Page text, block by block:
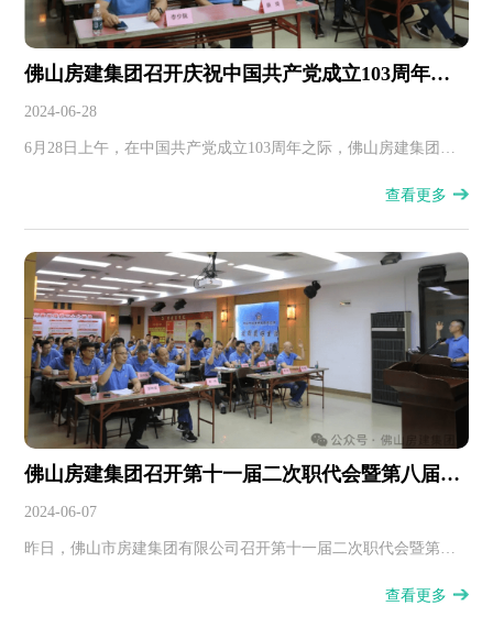
佛山房建集团召开庆祝中国共产党成立103周年暨
第八届二次党员大会
2024-06-28
6月28日上午，在中国共产党成立103周年之际，佛山房建集团党
查看更多
佛山房建集团召开第十一届二次职代会暨第八届二
次股东大会
2024-06-07
昨日，佛山市房建集团有限公司召开第十一届二次职代会暨第八
查看更多